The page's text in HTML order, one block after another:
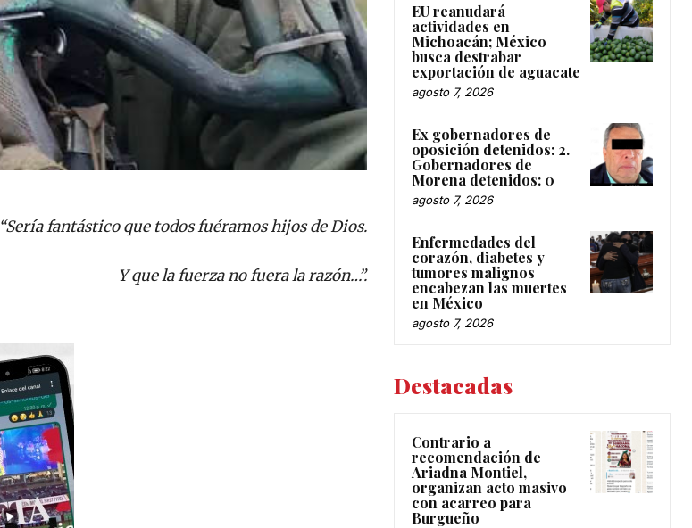
“Sería fantástico que todos fuéramos hijos de Dios.
Y que la fuerza no fuera la razón…”.
EU reanudará
actividades en
Michoacán; México
busca destrabar
exportación de aguacate
agosto 7, 2026
Ex gobernadores de
oposición detenidos: 2.
Gobernadores de
Morena detenidos: 0
agosto 7, 2026
Enfermedades del
corazón, diabetes y
tumores malignos
encabezan las muertes
en México
agosto 7, 2026
Destacadas
Contrario a
recomendación de
Ariadna Montiel,
organizan acto masivo
con acarreo para
Burgueño